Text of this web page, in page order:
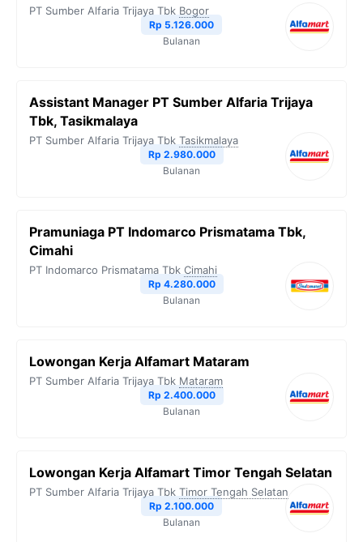
PT Sumber Alfaria Trijaya Tbk Bogor
Rp 5.126.000
Bulanan
Assistant Manager PT Sumber Alfaria Trijaya
Tbk, Tasikmalaya
PT Sumber Alfaria Trijaya Tbk Tasikmalaya
Rp 2.980.000
Bulanan
Pramuniaga PT Indomarco Prismatama Tbk,
Cimahi
PT Indomarco Prismatama Tbk Cimahi
Rp 4.280.000
Bulanan
Lowongan Kerja Alfamart Mataram
PT Sumber Alfaria Trijaya Tbk Mataram
Rp 2.400.000
Bulanan
Lowongan Kerja Alfamart Timor Tengah Selatan
PT Sumber Alfaria Trijaya Tbk Timor Tengah Selatan
Rp 2.100.000
Bulanan